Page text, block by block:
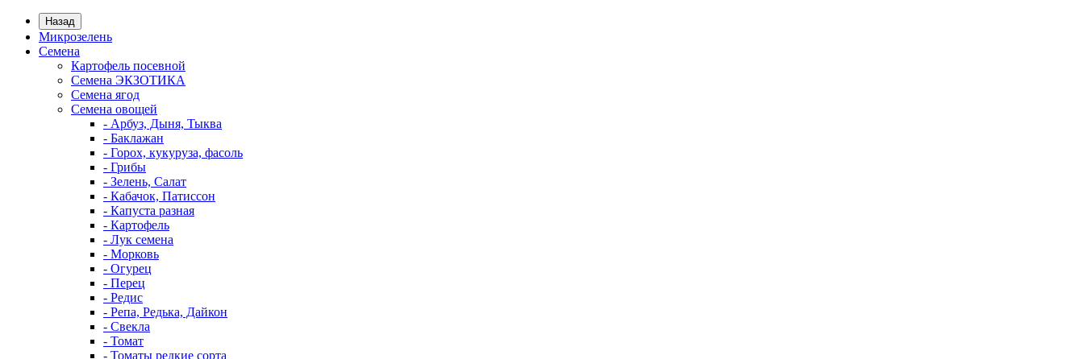
Назад
Микрозелень
Семена
Картофель посевной
Семена ЭКЗОТИКА
Семена ягод
Семена овощей
- Арбуз, Дыня, Тыква
- Баклажан
- Горох, кукуруза, фасоль
- Грибы
- Зелень, Салат
- Кабачок, Патиссон
- Капуста разная
- Картофель
- Лук семена
- Морковь
- Огурец
- Перец
- Редис
- Репа, Редька, Дайкон
- Свекла
- Томат
- Томаты редкие сорта